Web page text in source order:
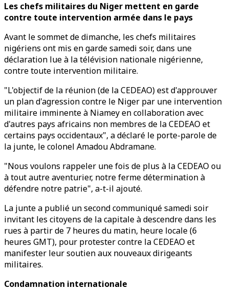
Les chefs militaires du Niger mettent en garde
contre toute intervention armée dans le pays
Avant le sommet de dimanche, les chefs militaires
nigériens ont mis en garde samedi soir, dans une
déclaration lue à la télévision nationale nigérienne,
contre toute intervention militaire.
"L'objectif de la réunion (de la CEDEAO) est d'approuver
un plan d'agression contre le Niger par une intervention
militaire imminente à Niamey en collaboration avec
d'autres pays africains non membres de la CEDEAO et
certains pays occidentaux", a déclaré le porte-parole de
la junte, le colonel Amadou Abdramane.
"Nous voulons rappeler une fois de plus à la CEDEAO ou
à tout autre aventurier, notre ferme détermination à
défendre notre patrie", a-t-il ajouté.
La junte a publié un second communiqué samedi soir
invitant les citoyens de la capitale à descendre dans les
rues à partir de 7 heures du matin, heure locale (6
heures GMT), pour protester contre la CEDEAO et
manifester leur soutien aux nouveaux dirigeants
militaires.
Condamnation internationale